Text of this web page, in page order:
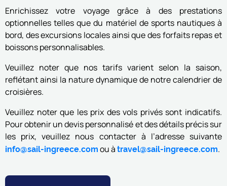
Enrichissez votre voyage grâce à des prestations
optionnelles telles que du matériel de sports nautiques à
bord, des excursions locales ainsi que des forfaits repas et
boissons personnalisables.
Veuillez noter que nos tarifs varient selon la saison,
reflétant ainsi la nature dynamique de notre calendrier de
croisières.
Veuillez noter que les prix des vols privés sont indicatifs.
Pour obtenir un devis personnalisé et des détails précis sur
les prix, veuillez nous contacter à l’adresse suivante
info@sail-ingreece.comou àtravel@sail-ingreece.com.